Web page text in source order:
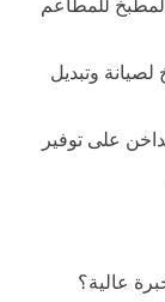
للمطاعم
وتبديل
على توفير
عالية؟